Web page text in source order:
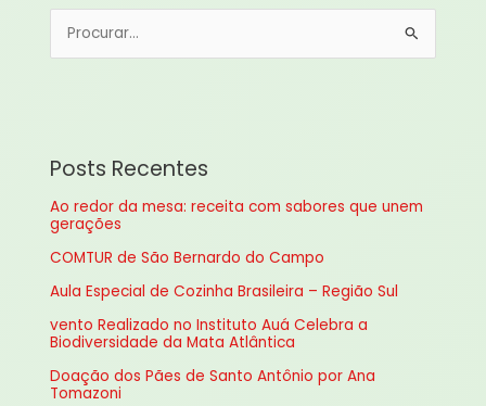
i
s
p
o
:
Posts Recentes
Ao redor da mesa: receita com sabores que unem
gerações
COMTUR de São Bernardo do Campo
Aula Especial de Cozinha Brasileira – Região Sul
vento Realizado no Instituto Auá Celebra a
Biodiversidade da Mata Atlântica
Doação dos Pães de Santo Antônio por Ana
Tomazoni